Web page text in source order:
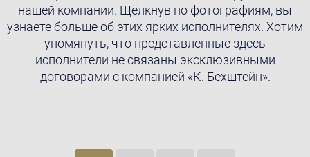
нашей компании. Щёлкнув по фотографиям, вы
узнаете больше об этих ярких исполнителях. Хотим
упомянуть, что представленные здесь
исполнители не связаны эксклюзивными
договорами с компанией «К. Бехштейн».